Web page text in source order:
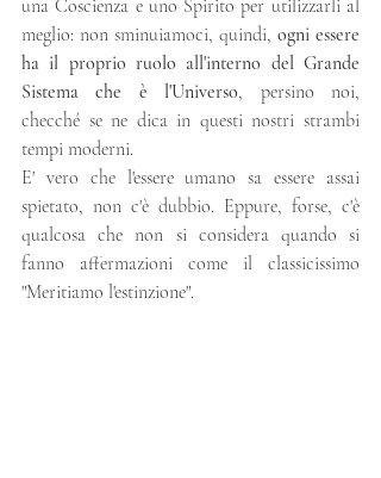
una Coscienza e uno Spirito per utilizzarli al
meglio: non sminuiamoci, quindi, ogni essere
ha il proprio ruolo all'interno del Grande
Sistema che è l'Universo, persino noi,
checché se ne dica in questi nostri strambi
tempi moderni.
E' vero che l'essere umano sa essere assai
spietato, non c'è dubbio. Eppure, forse, c'è
qualcosa che non si considera quando si
fanno affermazioni come il classicissimo
"Meritiamo l'estinzione".